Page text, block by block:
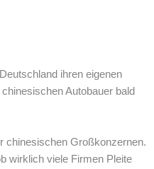
ihren eigenen
Autobauer bald
chinesischen Großkonzernen.
wirklich viele Firmen Pleite